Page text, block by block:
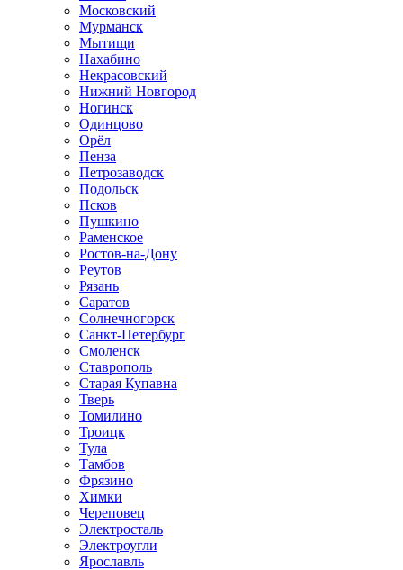
Московский
Мурманск
Мытищи
Нахабино
Некрасовский
Нижний Новгород
Ногинск
Одинцово
Орёл
Пенза
Петрозаводск
Подольск
Псков
Пушкино
Раменское
Ростов-на-Дону
Реутов
Рязань
Саратов
Солнечногорск
Санкт-Петербург
Смоленск
Ставрополь
Старая Купавна
Тверь
Томилино
Троицк
Тула
Тамбов
Фрязино
Химки
Череповец
Электросталь
Электроугли
Ярославль